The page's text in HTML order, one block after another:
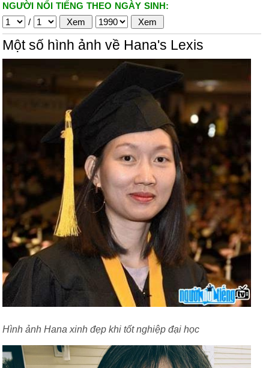
NGƯỜI NỔI TIẾNG THEO NGÀY SINH:
/
Một số hình ảnh về Hana's Lexis
Hình ảnh Hana xinh đẹp khi tốt nghiệp đại học